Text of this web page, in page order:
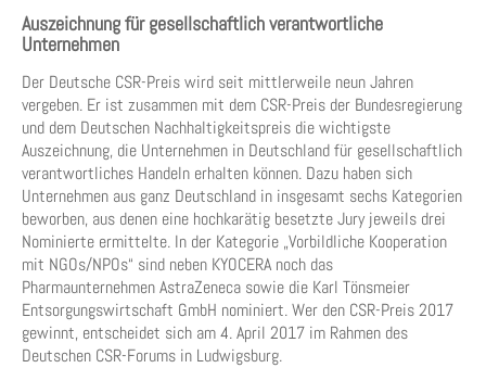
Auszeichnung für gesellschaftlich verantwortliche
Unternehmen
Der Deutsche CSR-Preis wird seit mittlerweile neun Jahren
vergeben. Er ist zusammen mit dem CSR-Preis der Bundesregierung
und dem Deutschen Nachhaltigkeitspreis die wichtigste
Auszeichnung, die Unternehmen in Deutschland für gesellschaftlich
verantwortliches Handeln erhalten können. Dazu haben sich
Unternehmen aus ganz Deutschland in insgesamt sechs Kategorien
beworben, aus denen eine hochkarätig besetzte Jury jeweils drei
Nominierte ermittelte. In der Kategorie „Vorbildliche Kooperation
mit NGOs/NPOs“ sind neben KYOCERA noch das
Pharmaunternehmen AstraZeneca sowie die Karl Tönsmeier
Entsorgungswirtschaft GmbH nominiert. Wer den CSR-Preis 2017
gewinnt, entscheidet sich am 4. April 2017 im Rahmen des
Deutschen CSR-Forums in Ludwigsburg.